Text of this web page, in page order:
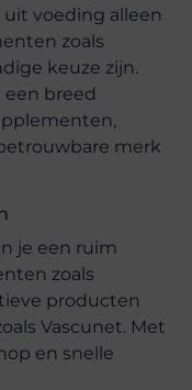
voeding alleen
zoals
keuze zijn.
breed
merk
je een ruim
zoals
producten
Vascunet. Met
en snelle